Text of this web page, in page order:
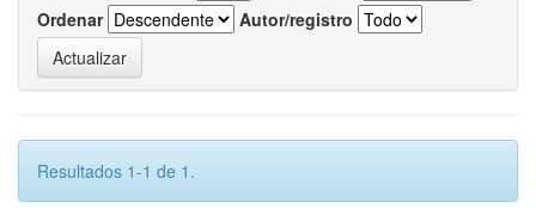
Ordenar
Autor/registro
Resultados 1-1 de 1.